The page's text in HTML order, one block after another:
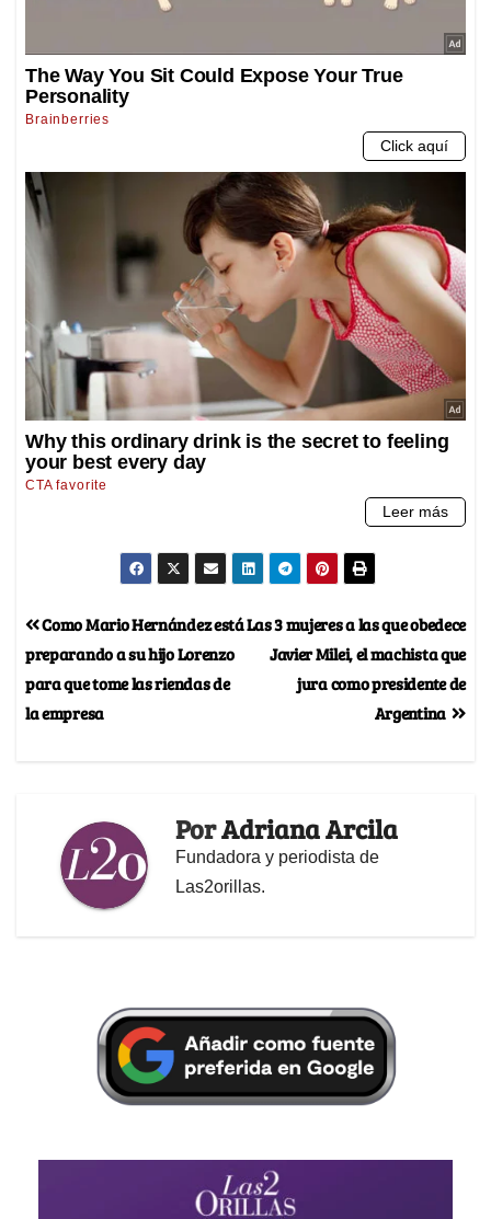
Las 3 mujeres a las que obedece
Javier Milei, el machista que
jura como presidente de
Argentina
Como Mario Hernández está
preparando a su hijo Lorenzo
para que tome las riendas de
la empresa
PorAdriana Arcila
Fundadora y periodista de
Las2orillas.